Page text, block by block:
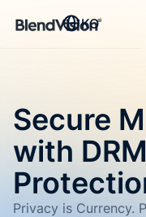
KO
Secure
with
Privacy is Currency.